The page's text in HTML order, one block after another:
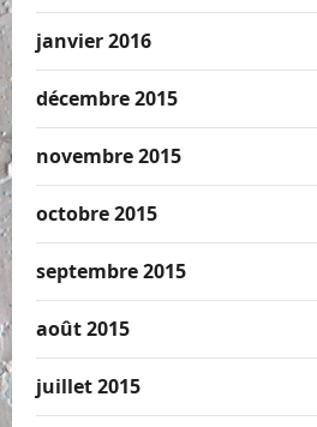
janvier 2016
décembre 2015
novembre 2015
octobre 2015
septembre 2015
août 2015
juillet 2015